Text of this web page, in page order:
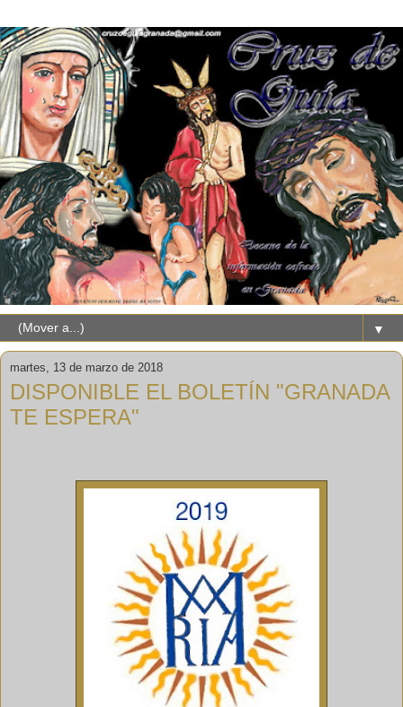
▼
martes, 13 de marzo de 2018
DISPONIBLE EL BOLETÍN "GRANADA
TE ESPERA"